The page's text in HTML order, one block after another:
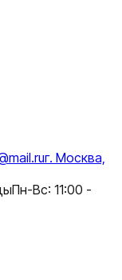
г. Москва,
Пн-Вс: 11:00 -